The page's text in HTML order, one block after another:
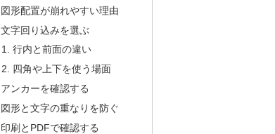
図形配置が崩れやすい理由
文字回り込みを選ぶ
行内と前面の違い
四角や上下を使う場面
アンカーを確認する
図形と文字の重なりを防ぐ
印刷とPDFで確認する